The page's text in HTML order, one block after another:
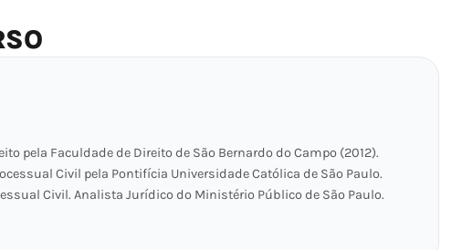
pela Faculdade de Direito de São Bernardo do Campo (2012).
Civil pela Pontifícia Universidade Católica de São Paulo.
Civil. Analista Jurídico do Ministério Público de São Paulo.